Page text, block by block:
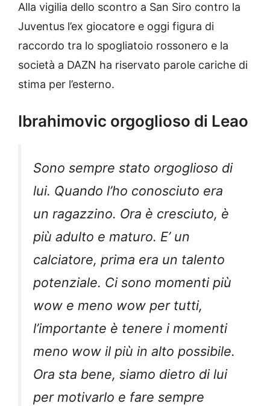
Alla vigilia dello scontro a San Siro contro la
Juventus l’ex giocatore e oggi figura di
raccordo tra lo spogliatoio rossonero e la
società a DAZN ha riservato parole cariche di
stima per l’esterno.
Ibrahimovic orgoglioso di Leao
Sono sempre stato orgoglioso di
lui. Quando l’ho conosciuto era
un ragazzino. Ora è cresciuto, è
più adulto e maturo. E’ un
calciatore, prima era un talento
potenziale. Ci sono momenti più
wow e meno wow per tutti,
l’importante è tenere i momenti
meno wow il più in alto possibile.
Ora sta bene, siamo dietro di lui
per motivarlo e fare sempre